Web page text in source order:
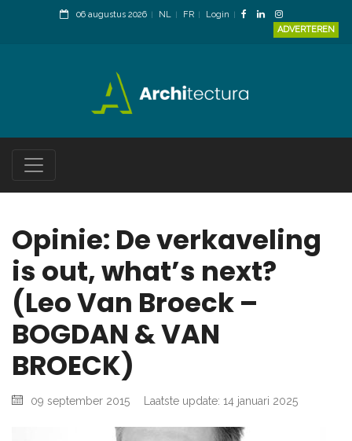
06 augustus 2026 NL FR
Login
ADVERTEREN
Opinie: De verkaveling
is out, what’s next?
(Leo Van Broeck –
BOGDAN & VAN
BROECK)
09 september 2015 Laatste update: 14 januari 2025